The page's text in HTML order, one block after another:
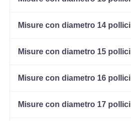
Misure con diametro 14 pollici
Misure con diametro 15 pollici
Misure con diametro 16 pollici
Misure con diametro 17 pollici